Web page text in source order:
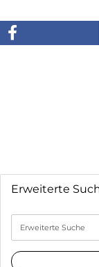
Erweiterte
Suche